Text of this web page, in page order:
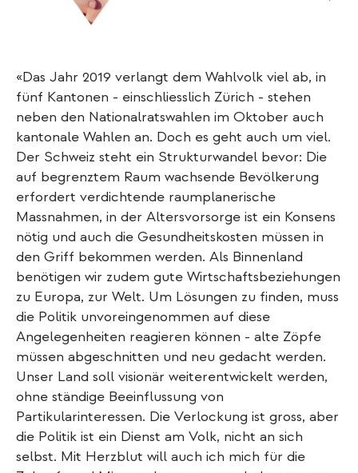
«Das Jahr 2019 verlangt dem Wahlvolk viel ab, in
fünf Kantonen - einschliesslich Zürich - stehen
neben den Nationalratswahlen im Oktober auch
kantonale Wahlen an. Doch es geht auch um viel.
Der Schweiz steht ein Strukturwandel bevor: Die
auf begrenztem Raum wachsende Bevölkerung
erfordert verdichtende raumplanerische
Massnahmen, in der Altersvorsorge ist ein Konsens
nötig und auch die Gesundheitskosten müssen in
den Griff bekommen werden. Als Binnenland
benötigen wir zudem gute Wirtschaftsbeziehungen
zu Europa, zur Welt. Um Lösungen zu finden, muss
die Politik unvoreingenommen auf diese
Angelegenheiten reagieren können - alte Zöpfe
müssen abgeschnitten und neu gedacht werden.
Unser Land soll visionär weiterentwickelt werden,
ohne ständige Beeinflussung von
Partikularinteressen. Die Verlockung ist gross, aber
die Politik ist ein Dienst am Volk, nicht an sich
selbst. Mit Herzblut will auch ich mich für die